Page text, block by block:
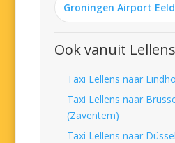
Groningen Airport
Ook vanuit
Taxi Lellens naar
Taxi Lellens naar
(Zaventem)
Taxi Lellens naar